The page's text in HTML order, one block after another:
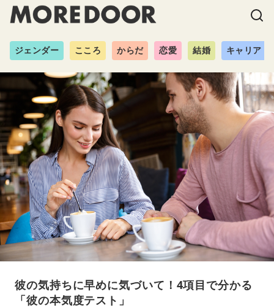
ジェンダー こころ からだ 恋愛 結婚 キャリア
彼の気持ちに早めに気づいて！4項目で分かる
「彼の本気度テスト」